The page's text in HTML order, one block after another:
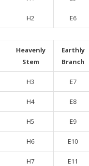
H2 E6
Heavenly
Stem
Earthly
Branch
H3 E7
H4 E8
H5 E9
H6 E10
H7 E11